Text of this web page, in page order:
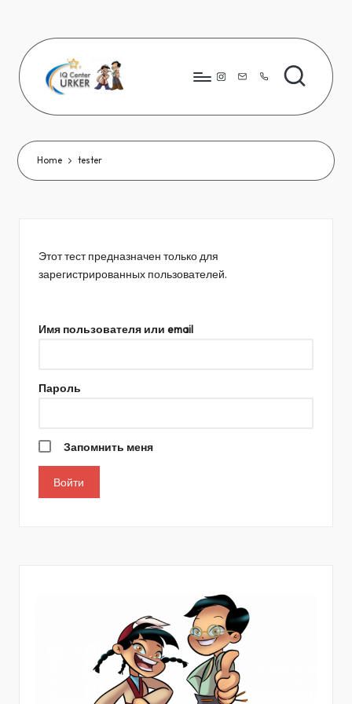
content
Instagram8776
80
Home tester
Этот тест предназначен только для
зарегистрированных пользователей.
Имя пользователя или email
Пароль
Запомнить меня